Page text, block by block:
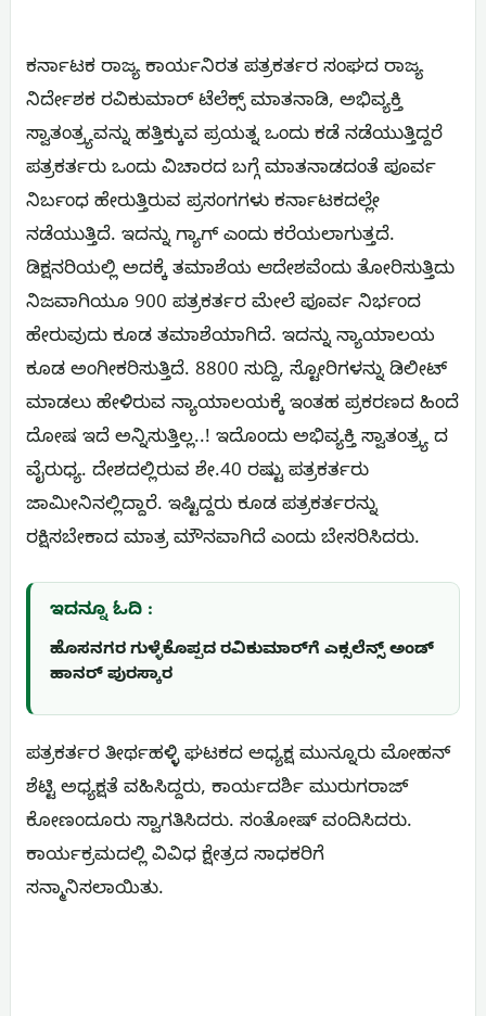
ಕರ್ನಾಟಕ ರಾಜ್ಯ ಕಾರ್ಯನಿರತ ಪತ್ರಕರ್ತರ ಸಂಘದ ರಾಜ್ಯ
ನಿರ್ದೇಶಕ ರವಿಕುಮಾರ್ ಟೆಲೆಕ್ಸ್ ಮಾತನಾಡಿ, ಅಭಿವ್ಯಕ್ತಿ
ಸ್ವಾತಂತ್ರ್ಯವನ್ನು ಹತ್ತಿಕ್ಕುವ ಪ್ರಯತ್ನ ಒಂದು ಕಡೆ ನಡೆಯುತ್ತಿದ್ದರೆ
ಪತ್ರಕರ್ತರು ಒಂದು ವಿಚಾರದ ಬಗ್ಗೆ ಮಾತನಾಡದಂತೆ ಪೂರ್ವ
ನಿರ್ಬಂಧ ಹೇರುತ್ತಿರುವ ಪ್ರಸಂಗಗಳು ಕರ್ನಾಟಕದಲ್ಲೇ
ನಡೆಯುತ್ತಿದೆ. ಇದನ್ನು ಗ್ಯಾಗ್ ಎಂದು ಕರೆಯಲಾಗುತ್ತದೆ.
ಡಿಕ್ಷನರಿಯಲ್ಲಿ ಅದಕ್ಕೆ ತಮಾಶೆಯ ಆದೇಶವೆಂದು ತೋರಿಸುತ್ತಿದು
ನಿಜವಾಗಿಯೂ 900 ಪತ್ರಕರ್ತರ ಮೇಲೆ ಪೂರ್ವ ನಿರ್ಭಂದ
ಹೇರುವುದು ಕೂಡ ತಮಾಶೆಯಾಗಿದೆ. ಇದನ್ನು ನ್ಯಾಯಾಲಯ
ಕೂಡ ಅಂಗೀಕರಿಸುತ್ತಿದೆ. 8800 ಸುದ್ದಿ, ಸ್ಟೋರಿಗಳನ್ನು ಡಿಲೀಟ್
ಮಾಡಲು ಹೇಳಿರುವ ನ್ಯಾಯಾಲಯಕ್ಕೆ ಇಂತಹ ಪ್ರಕರಣದ ಹಿಂದೆ
ದೋಷ ಇದೆ ಅನ್ನಿಸುತ್ತಿಲ್ಲ..! ಇದೊಂದು ಅಭಿವ್ಯಕ್ತಿ ಸ್ವಾತಂತ್ರ್ಯ ದ
ವೈರುಧ್ಯ. ದೇಶದಲ್ಲಿರುವ ಶೇ.40 ರಷ್ಟು ಪತ್ರಕರ್ತರು
ಜಾಮೀನಿನಲ್ಲಿದ್ದಾರೆ. ಇಷ್ಟಿದ್ದರು ಕೂಡ ಪತ್ರಕರ್ತರನ್ನು
ರಕ್ಷಿಸಬೇಕಾದ ಮಾತ್ರ ಮೌನವಾಗಿದೆ ಎಂದು ಬೇಸರಿಸಿದರು.
ಇದನ್ನೂ ಓದಿ :
ಹೊಸನಗರ ಗುಳ್ಳೆಕೊಪ್ಪದ ರವಿಕುಮಾರ್‌ಗೆ ಎಕ್ಸಲೆನ್ಸ್ ಅಂಡ್
ಹಾನರ್ ಪುರಸ್ಕಾರ
ಪತ್ರಕರ್ತರ ತೀರ್ಥಹಳ್ಳಿ ಘಟಕದ ಅಧ್ಯಕ್ಷ ಮುನ್ನೂರು ಮೋಹನ್
ಶೆಟ್ಟಿ ಅಧ್ಯಕ್ಷತೆ ವಹಿಸಿದ್ದರು, ಕಾರ್ಯದರ್ಶಿ ಮುರುಗರಾಜ್
ಕೋಣಂದೂರು ಸ್ವಾಗತಿಸಿದರು. ಸಂತೋಷ್ ವಂದಿಸಿದರು.
ಕಾರ್ಯಕ್ರಮದಲ್ಲಿ ವಿವಿಧ ಕ್ಷೇತ್ರದ ಸಾಧಕರಿಗೆ
ಸನ್ಮಾನಿಸಲಾಯಿತು.